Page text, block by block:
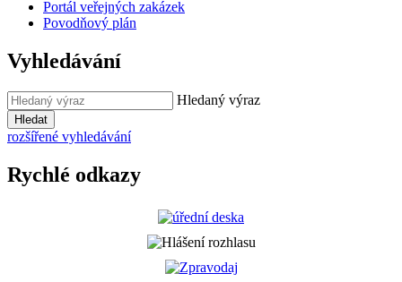
Portál veřejných zakázek
Povodňový plán
Vyhledávání
Hledaný výraz
Hledat
rozšířené vyhledávání
Rychlé odkazy